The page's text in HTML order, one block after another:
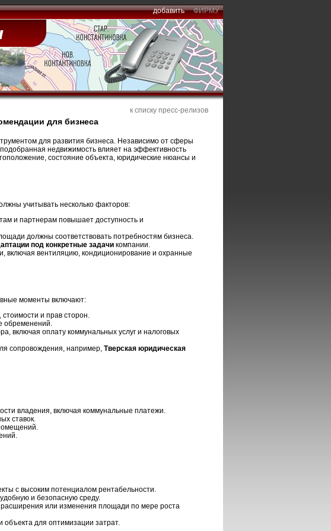
добавить ФИРМУ
к списку пресс-релизов
для бизнеса
для развития бизнеса. Независимо от сферы
недвижимость влияет на эффективность
состояние объекта, юридические нюансы и
учитывать несколько факторов:
и партнерам повышает доступность и
должны соответствовать потребностям бизнеса.
под конкретные задачи компании.
включая вентиляцию, кондиционирование и охранные
моменты включают:
и прав сторон.
обременений.
включая оплату коммунальных услуг и налоговых
сопровождения, например, Тверская юридическая
владения, включая коммунальные платежи.
ставок.
с высоким потенциалом рентабельности.
и безопасную среду.
расширения или изменения площади по мере роста
объекта для оптимизации затрат.